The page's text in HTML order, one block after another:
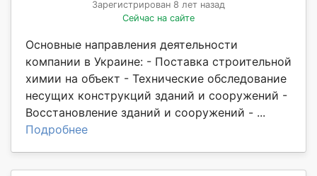
Зарегистрирован 8 лет назад
Сейчас на сайте
Основные направления деятельности
компании в Украине: - Поставка строительной
химии на объект - Технические обследование
несущих конструкций зданий и сооружений -
Восстановление зданий и сооружений - ...
Подробнее